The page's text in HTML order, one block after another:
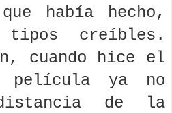
había hecho,
tipos creíbles.
cuando hice el
película ya no
de la